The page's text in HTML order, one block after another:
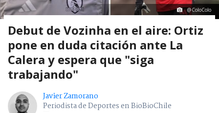
@ColoColo
Debut de Vozinha en el aire: Ortiz
pone en duda citación ante La
Calera y espera que "siga
trabajando"
Javier Zamorano
Periodista de Deportes en BioBioChile